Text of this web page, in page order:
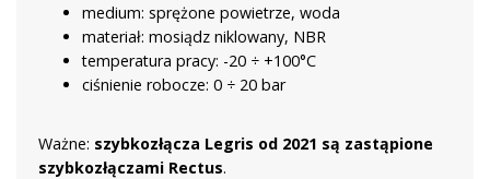
medium: sprężone powietrze, woda
materiał: mosiądz niklowany, NBR
temperatura pracy: -20 ÷ +100°C
ciśnienie robocze: 0 ÷ 20 bar
Ważne: szybkozłącza Legris od 2021 są zastąpione
szybkozłączami Rectus.